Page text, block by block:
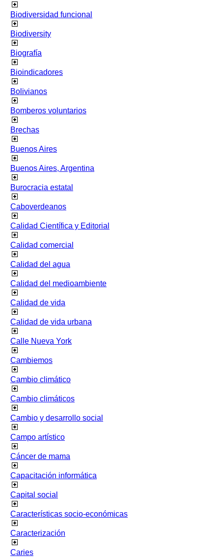
Biodiversidad funcional
Biodiversity
Biografía
Bioindicadores
Bolivianos
Bomberos voluntarios
Brechas
Buenos Aires
Buenos Aires, Argentina
Burocracia estatal
Caboverdeanos
Calidad Científica y Editorial
Calidad comercial
Calidad del agua
Calidad del medioambiente
Calidad de vida
Calidad de vida urbana
Calle Nueva York
Cambiemos
Cambio climático
Cambio climáticos
Cambio y desarrollo social
Campo artístico
Cáncer de mama
Capacitación informática
Capital social
Características socio-económicas
Caracterización
Caries